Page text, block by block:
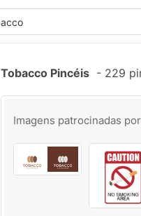
Tobacco Pincéis - 229
Imagens patrocinadas por